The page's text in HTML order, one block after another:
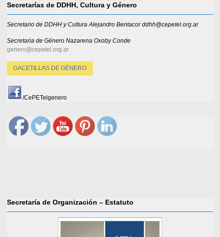
Secretarías de DDHH, Cultura y Género
Secretario de DDHH y Cultura Alejandro Bentacor ddhh@cepetel.org.ar
Secretaria de Género Nazarena Oxoby Conde
genero@cepetel.org.ar
GACETILLAS DE GÉNERO
/CePETelgenero
Secretaría de Organización – Estatuto